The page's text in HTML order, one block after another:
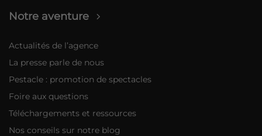
Notre aventure
Actualités de l’agence
La presse parle de nous
Pestacle : promotion de spectacles
Foire aux questions
Téléchargements et ressources
Nos conseils sur notre blog